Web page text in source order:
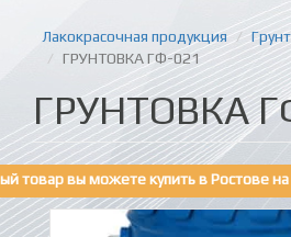
Лакокрасочная продукция
ГРУНТОВКА ГФ-021
ГРУНТОВКА
товар вы можете купить в Ростове